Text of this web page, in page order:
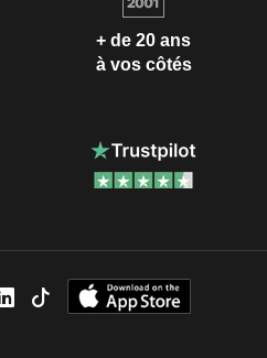
+ de 20 ans
à vos côtés